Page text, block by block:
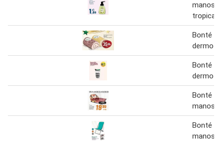
manos
tropical
Bonté -
dermo
Bonté -
dermo
Bonté -
manos
Bonté -
manos